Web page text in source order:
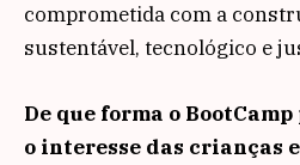
comprometida com a
sustentável, tecnológico e
De que forma o
o interesse das crianças